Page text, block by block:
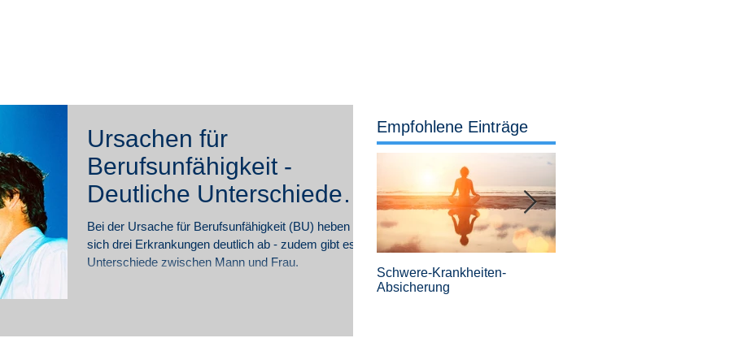
Ursachen für
Berufsunfähigkeit -
Deutliche Unterschiede
zwischen Mann und Frau
Bei der Ursache für Berufsunfähigkeit (BU) heben
sich drei Erkrankungen deutlich ab - zudem gibt es
Unterschiede zwischen Mann und Frau.
Empfohlene Einträge
Schwere-Krankheiten-
Absicherung